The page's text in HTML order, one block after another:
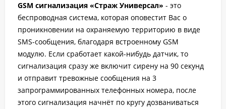
GSM сигнализация «Страж Универсал» - это
беспроводная система, которая оповестит Вас о
проникновении на охраняемую территорию в виде
SMS-сообщения, благодаря встроенному GSM
модулю. Если сработает какой-нибудь датчик, то
сигнализация сразу же включит сирену на 90 секунд
и отправит тревожные сообщения на 3
запрограммированных телефонных номера, после
этого сигнализация начнёт по кругу дозваниваться